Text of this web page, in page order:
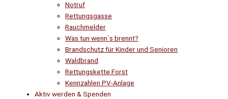
Notruf
Rettungsgasse
Rauchmelder
Was tun wenn´s brennt?
Brandschutz für Kinder und Senioren
Waldbrand
Rettungskette Forst
Kennzahlen PV-Anlage
Aktiv werden & Spenden